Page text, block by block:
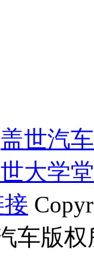
盖世汽
大学堂
车版